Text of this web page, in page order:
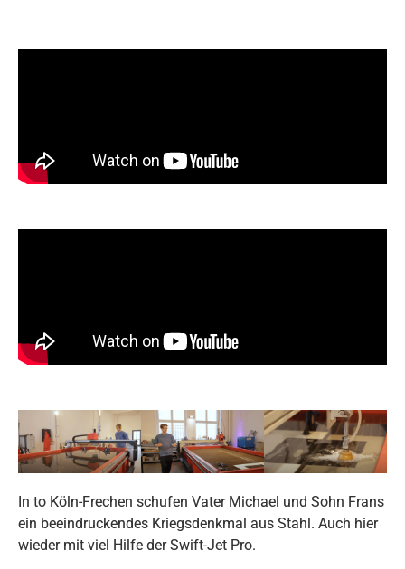
In to Köln-Frechen schufen Vater Michael und Sohn Frans
ein beeindruckendes Kriegsdenkmal aus Stahl. Auch hier
wieder mit viel Hilfe der Swift-Jet Pro.